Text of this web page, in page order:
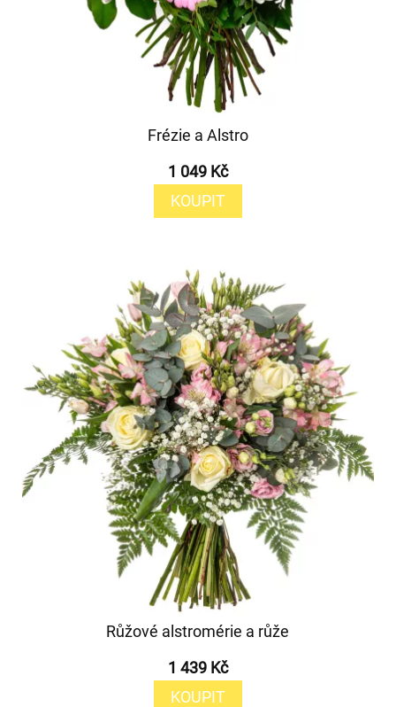
Frézie a Alstro
1 049 Kč
KOUPIT
Růžové alstromérie a růže
1 439 Kč
KOUPIT